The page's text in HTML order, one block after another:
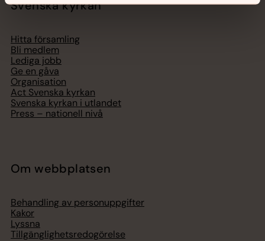
Svenska kyrkan
Hitta församling
Bli medlem
Lediga jobb
Ge en gåva
Organisation
Act Svenska kyrkan
Svenska kyrkan i utlandet
Press – nationell nivå
Om webbplatsen
Behandling av personuppgifter
Kakor
Lyssna
Tillgänglighetsredogörelse